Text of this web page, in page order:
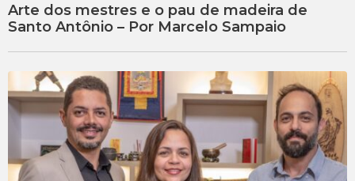
Arte dos mestres e o pau de madeira de
Santo Antônio – Por Marcelo Sampaio